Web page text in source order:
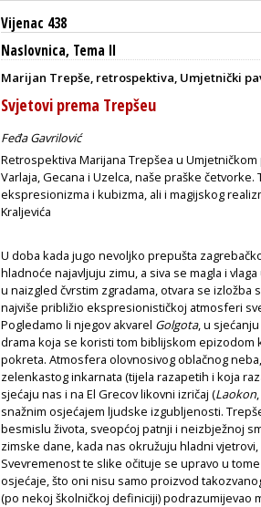
Vijenac 438
Naslovnica, Tema II
Marijan Trepše, retrospektiva, Umjetnički
Svjetovi prema Trepšeu
Feđa Gavrilović
Retrospektiva Marijana Trepšea u
Varlaja, Gecana i Uzelca, naše praške
ekspresionizma i kubizma, ali i magijskog
Kraljevića
U doba kada jugo nevoljko prepušta
hladnoće najavljuju zimu, a siva se magla i
u naizgled čvrstim zgradama, otvara se
najviše približio ekspresionističkoj atmosferi
Pogledamo li njegov akvarel Golgota, u
drama koja se koristi tom biblijskom
pokreta. Atmosfera olovnosivog oblačnog
zelenkastog inkarnata (tijela razapetih i koja
sjećaju nas i na El Grecov likovni izričaj (Laokon
snažnim osjećajem ljudske izgubljenosti.
besmislu života, sveopćoj patnji i neizbježnoj
zimske dane, kada nas okružuju hladni
Svevremenost te slike očituje se upravo u
osjećaje, što oni nisu samo proizvod
(po nekoj školničkoj definiciji) podrazumijevao